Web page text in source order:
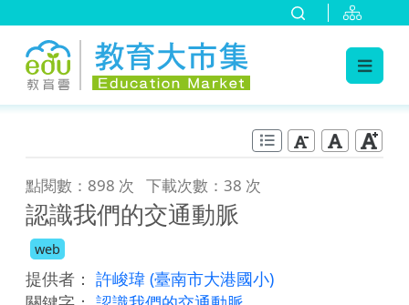
點閱數：898 次 下載次數：38 次
認識我們的交通動脈
web
提供者： 許峻瑋 (臺南市大港國小)